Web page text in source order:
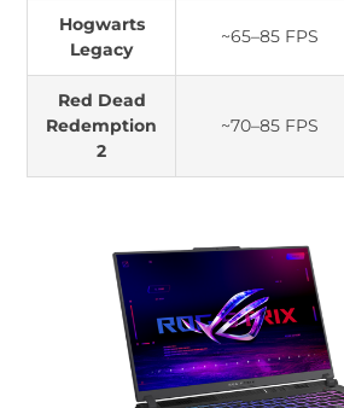
Hogwarts
Legacy
~65–85 FPS
Red Dead
Redemption
2
~70–85 FPS